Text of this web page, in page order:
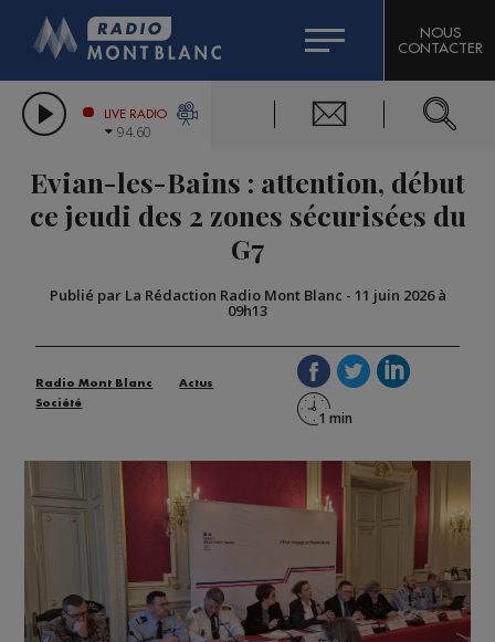
LES CHRONIQUES DE L'EXPERT
CITIZEN MACHINERY
GRAND MASSIF DOMAINES SKIABLES
BIGARD
COMPAGNIE DU MONT-BLANC
NOUS
CONTACTER
LIVE RADIO
94.60
Evian-les-Bains : attention, début
ce jeudi des 2 zones sécurisées du
G7
Publié par La Rédaction Radio Mont Blanc - 11 juin 2026 à
09h13
Radio Mont Blanc
Actus
Société